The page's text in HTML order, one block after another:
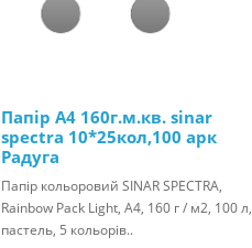
Папір А4 160г.м.кв. sinar
spectra 10*25кол,100 арк
Радуга
Папір кольоровий SINAR SPECTRA,
Rainbow Pack Light, А4, 160 г / м2, 100 л,
пастель, 5 кольорів..